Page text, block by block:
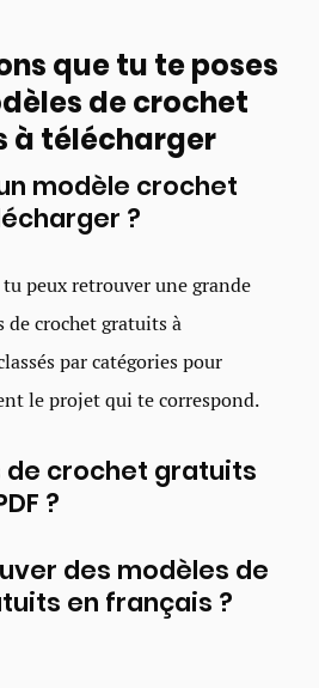
que tu te poses
de crochet
à télécharger
modèle crochet
?
peux retrouver une grande
de crochet gratuits à
par catégories pour
le projet qui te correspond.
de crochet gratuits
?
des modèles de
en français ?